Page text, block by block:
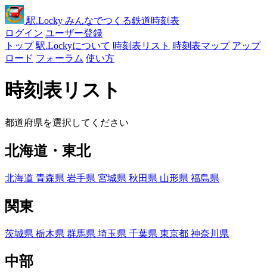
駅.Locky みんなでつくる鉄道時刻表
ログイン ユーザー登録
トップ 駅.Lockyについて 時刻表リスト 時刻表マップ アップ
ロード フォーラム 使い方
時刻表リスト
都道府県を選択してください
北海道・東北
北海道 青森県 岩手県 宮城県 秋田県 山形県 福島県
関東
茨城県 栃木県 群馬県 埼玉県 千葉県 東京都 神奈川県
中部